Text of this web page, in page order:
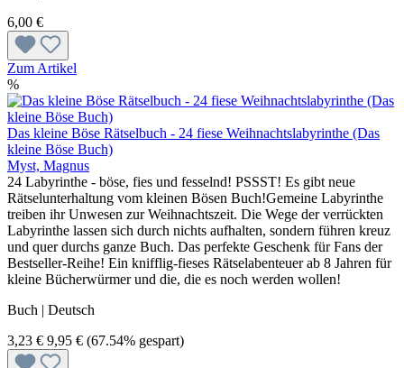
6,00 €
Zum Artikel
%
Das kleine Böse Rätselbuch - 24 fiese Weihnachtslabyrinthe (Das
kleine Böse Buch)
Myst, Magnus
24 Labyrinthe - böse, fies und fesselnd! PSSST! Es gibt neue
Rätselunterhaltung vom kleinen Bösen Buch!Gemeine Labyrinthe
treiben ihr Unwesen zur Weihnachtszeit. Die Wege der verrückten
Labyrinthe lassen sich durch nichts aufhalten, sondern führen kreuz
und quer durchs ganze Buch. Das perfekte Geschenk für Fans der
Bestseller-Reihe! Ein knifflig-fieses Rätselabenteuer ab 8 Jahren für
kleine Bücherwürmer und die, die es noch werden wollen!
Buch | Deutsch
3,23 € 9,95 € (67.54% gespart)